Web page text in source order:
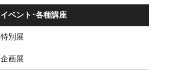
イベント･各種講座
特別展
企画展